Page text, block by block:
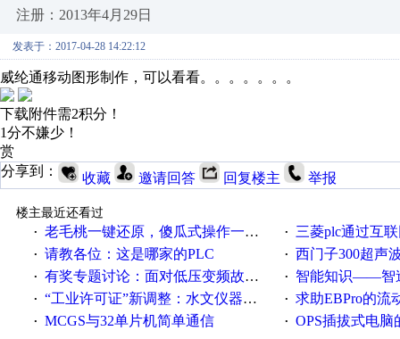
注册：2013年4月29日
发表于：2017-04-28 14:22:12
威纶通移动图形制作，可以看看。。。。。。。
下载附件需2积分！
1分不嫌少！
赏
分享到：
收藏 邀请回答 回复楼主 举报
楼主最近还看过
· 老毛桃一键还原，傻瓜式操作一键轻松备份还原；程序为向导式安装，一键即可实现自动备份或还原系统。 · 三菱plc通过互联网实现plc
· 请教各位：这是哪家的PLC · 西门子300超声波
· 有奖专题讨论：面对低压变频故障，老手是这样解决的！ · 智能知识——智造时代，
· “工业许可证”新调整：水文仪器等19类产品取消事前生产许可 · 求助EBPro的流
· MCGS与32单片机简单通信 · OPS插拔式电脑